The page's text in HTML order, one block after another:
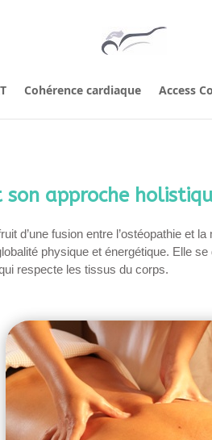
Cohérence cardiaque Access
approche
d’une fusion entre l’ostéopathie et
physique et énergétique. Elle
respecte les tissus du corps.